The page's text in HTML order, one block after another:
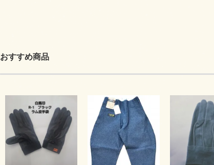
おすすめ商品